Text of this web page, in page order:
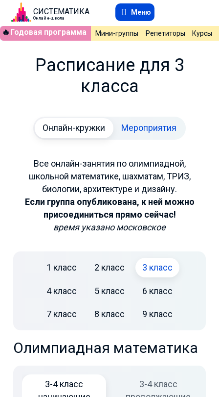
СИСТЕМАТИКА
Онлайн-школа
Меню
🔥 Годовая программа Мини-группы Репетиторы Курсы
Расписание для 3
класса
Онлайн-кружки Мероприятия
Все онлайн-занятия по олимпиадной,
школьной математике, шахматам, ТРИЗ,
биологии, архитектуре и дизайну.
Если группа опубликована, к ней можно
присоединиться прямо сейчас!
время указано московское
1 класс 2 класс 3 класс
4 класс 5 класс 6 класс
7 класс 8 класс 9 класс
Олимпиадная математика
3-4 класс
3-4 класс